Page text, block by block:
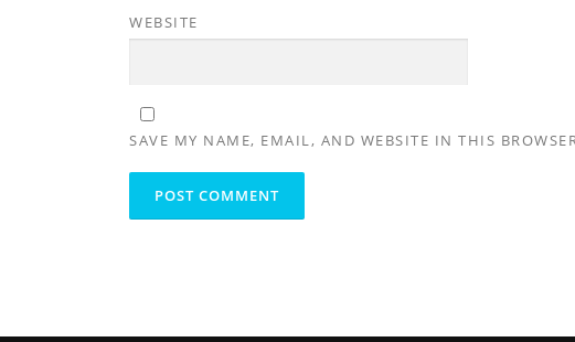
WEBSITE
SAVE MY NAME, EMAIL, AND WEBSITE IN THIS